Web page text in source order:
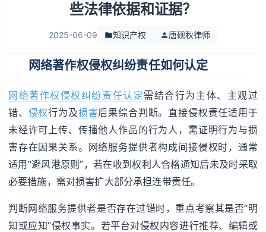
些法律依据和证据？
2025-06-09 知识产权 唐砚秋律师
网络著作权侵权纠纷责任如何认定
网络著作权侵权纠纷责任认定需结合行为主体、主观过
错、 侵权行为及损害后果综合判断。直接侵权责任适用于
未经许可上传、传播他人作品的行为人，需证明行为与损
害存在因果关系。网络服务提供者构成间接侵权时，通常
适用“避风港原则”，若在收到权利人合格通知后未及时采取
必要措施，需对损害扩大部分承担连带责任。
判断网络服务提供者是否存在过错时，重点考察其是否“明
知或应知”侵权事实。若平台对侵权内容进行推荐、编辑或